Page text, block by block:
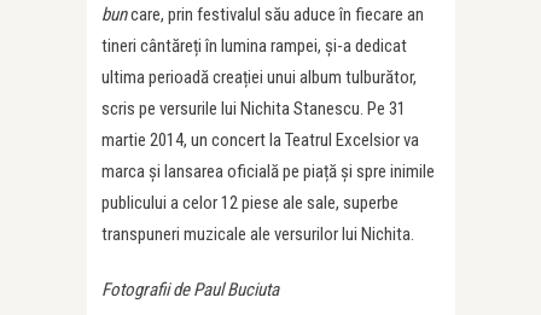
buncare, prin festivalul său aduce în fiecare an
tineri cântăreți în lumina rampei, și-a dedicat
ultima perioadă creației unui album tulburător,
scris pe versurile lui Nichita Stanescu. Pe 31
martie 2014, un concert la Teatrul Excelsior va
marca și lansarea oficială pe piață și spre inimile
publicului a celor 12 piese ale sale, superbe
transpuneri muzicale ale versurilor lui Nichita.
Fotografii de Paul Buciuta